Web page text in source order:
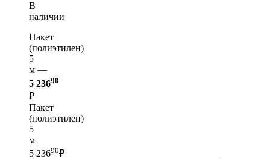
В
наличии
Пакет
(полиэтилен)
5
м —
5 23690
₽
Пакет
(полиэтилен)
5
м
5 23690₽